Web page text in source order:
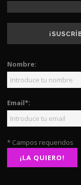
Nombre:
Email*:
* Campos requeridos